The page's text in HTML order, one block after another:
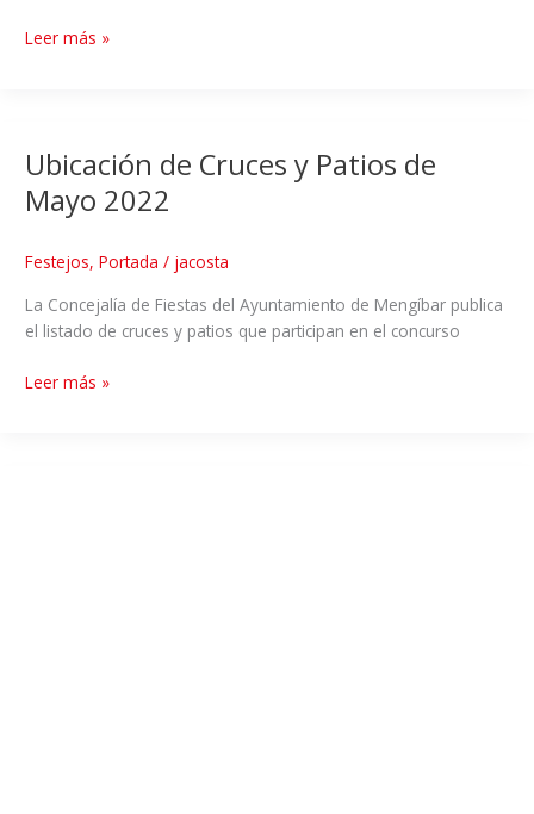
Leer más »
Ubicación de Cruces y Patios de
Mayo 2022
Festejos, Portada / jacosta
La Concejalía de Fiestas del Ayuntamiento de Mengíbar publica
el listado de cruces y patios que participan en el concurso
Leer más »